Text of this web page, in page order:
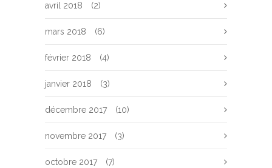
avril 2018 (2)
mars 2018 (6)
février 2018 (4)
janvier 2018 (3)
décembre 2017 (10)
novembre 2017 (3)
octobre 2017 (7)